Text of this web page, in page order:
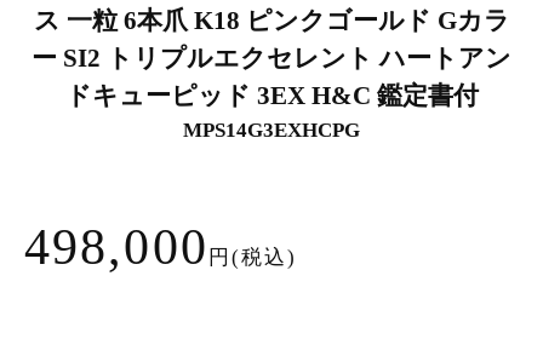
ス 一粒 6本爪 K18 ピンクゴールド Gカラ
ー SI2 トリプルエクセレント ハートアン
ドキューピッド 3EX H&C 鑑定書付
MPS14G3EXHCPG
498,000 円(税込)